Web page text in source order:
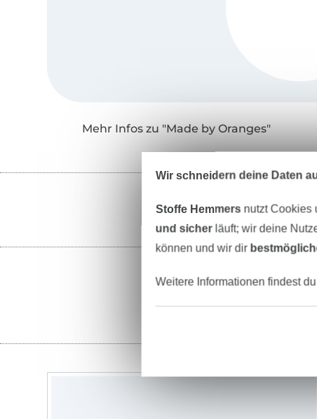
Mehr Infos zu "Made by Oranges"
Wir schneidern deine Daten
Stoffe Hemmers nutzt Cookies
und sicherläuft; wir deine
können und wir dir
Weitere Informationen findest